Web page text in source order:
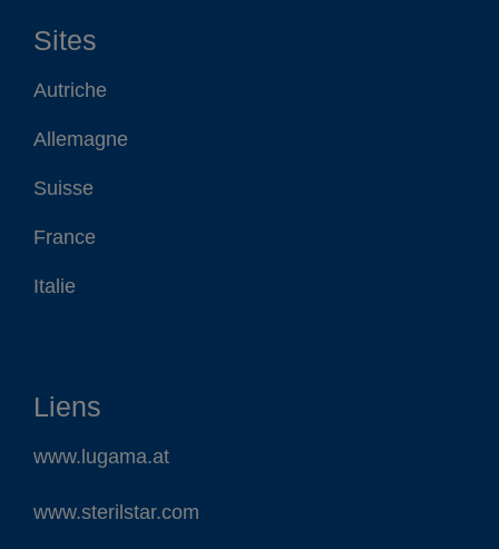
Sites
Autriche
Allemagne
Suisse
France
Italie
Liens
www.lugama.at
www.sterilstar.com